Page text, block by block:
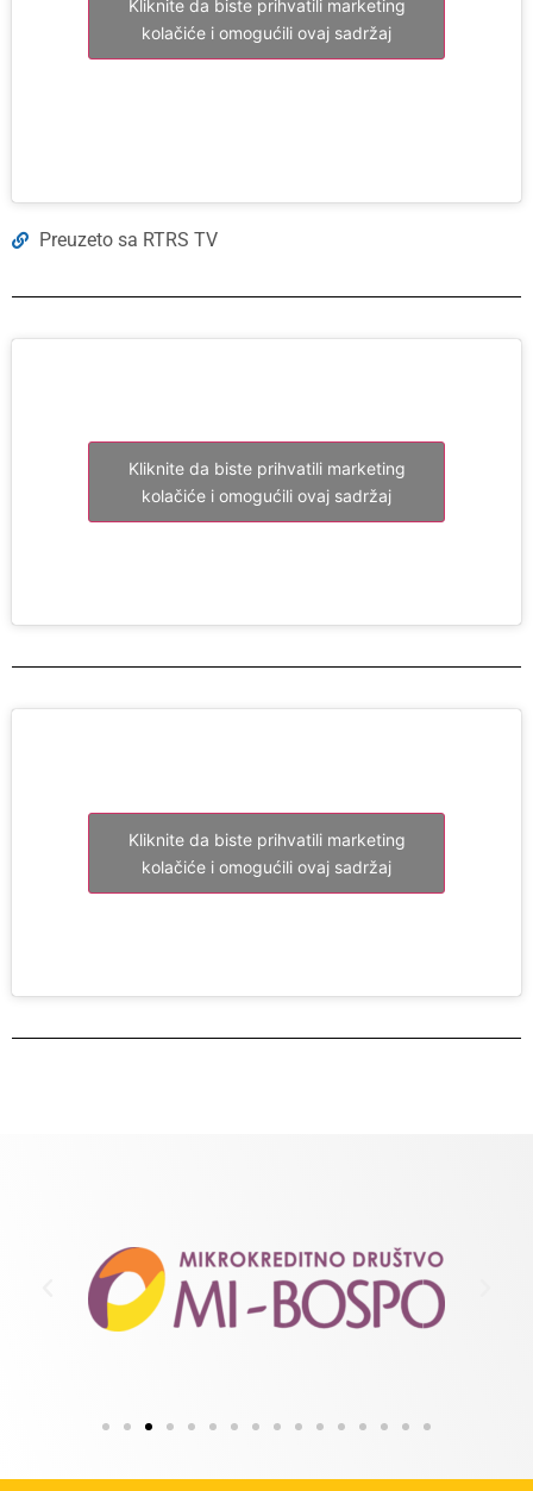
Kliknite da biste prihvatili marketing
kolačiće i omogućili ovaj sadržaj
Preuzeto sa RTRS TV
Kliknite da biste prihvatili marketing
kolačiće i omogućili ovaj sadržaj
Kliknite da biste prihvatili marketing
kolačiće i omogućili ovaj sadržaj